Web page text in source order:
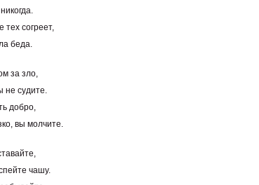
тех согреет,
беда.
за зло,
не судите.
добро,
вы молчите.
чашу.